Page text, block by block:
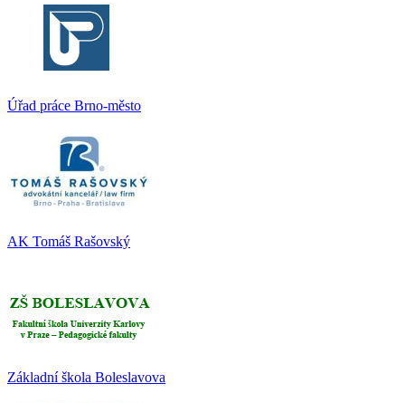
Úřad práce Brno-město
AK Tomáš Rašovský
Základní škola Boleslavova